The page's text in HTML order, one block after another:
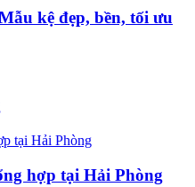
kệ đẹp, bền, tối ưu
hợp tại Hải Phòng